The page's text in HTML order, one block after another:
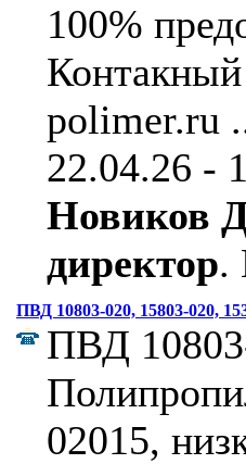
100%
polimer.ru
22.04.26 -
Новиков
директор.
ПВД 10803-020, 15803-020,
ПВД
02015,